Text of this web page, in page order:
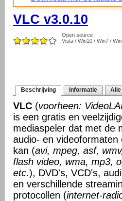
VLC v3.0.10
Open source
Vista / Win10 / Win7 /
Beschrijving Informatie
VLC (voorheen:
is een gratis en
mediaspeler dat met de
audio- en videoformaten
kan (avi, mpeg, asf,
flash video, wma, mp3,
etc.), DVD's, VCD's,
en verschillende
protocollen (internet-